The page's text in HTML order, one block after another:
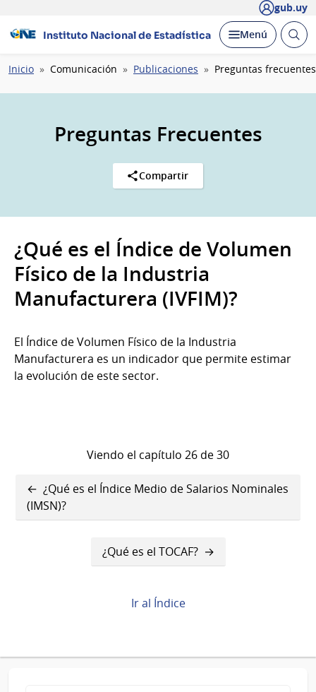
gub.uy
Instituto Nacional de Estadística Desplegar
Menú Abrir
Ruta
navegación
Inicio Comunicación Publicaciones Preguntas frecuentes
Preguntas Frecuentes
Compartir
¿Qué es el Índice de Volumen
Físico de la Industria
Manufacturera (IVFIM)?
El Índice de Volumen Físico de la Industria
Manufacturera es un indicador que permite estimar
la evolución de este sector.
Viendo el capítulo 26 de 30
Enlaces
transversales
el
¿Qué es el Índice Medio de Salarios Nominales
(IMSN)?
¿Qué es el TOCAF?
Ir al Índice